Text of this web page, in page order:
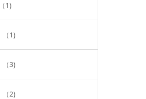
（1)
（1)
（3)
（2)